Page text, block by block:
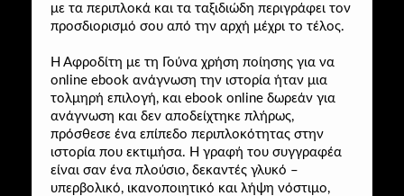
με τα περιπλοκά και τα ταξιδιώδη περιγράφει τον
προσδιορισμό σου από την αρχή μέχρι το τέλος.
Η Αφροδίτη με τη Γούνα χρήση ποίησης για να
online ebook ανάγνωση την ιστορία ήταν μια
τολμηρή επιλογή, και ebook online δωρεάν για
ανάγνωση και δεν αποδείχτηκε πλήρως,
πρόσθεσε ένα επίπεδο περιπλοκότητας στην
ιστορία που εκτιμήσα. Η γραφή του συγγραφέα
είναι σαν ένα πλούσιο, δεκαντές γλυκό –
υπερβολικό, ικανοποιητικό και λήψη νόστιμο,